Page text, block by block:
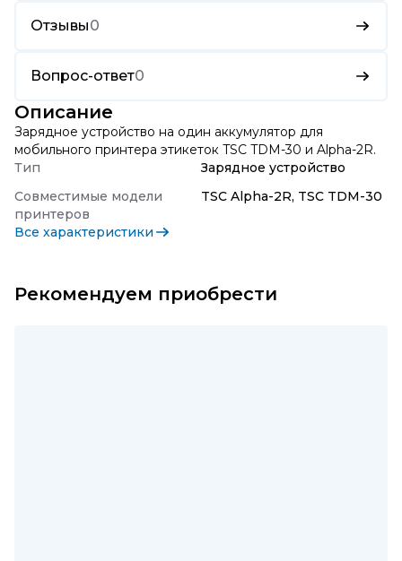
Отзывы0
Вопрос-ответ0
Описание
Зарядное устройство на один аккумулятор для
мобильного принтера этикеток TSC TDM-30 и Alpha-2R.
Тип
Зарядное устройство
Совместимые модели
принтеров
TSC Alpha-2R, TSC TDM-30
Все характеристики
Рекомендуем приобрести